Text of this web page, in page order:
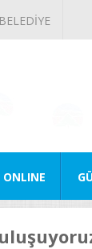
ONLINE